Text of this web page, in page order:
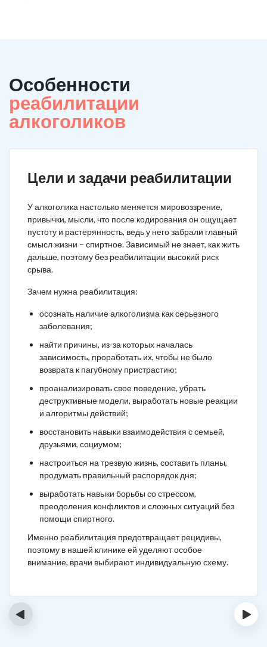
Особенности
реабилитации
алкоголиков
Цели и задачи реабилитации
У алкоголика настолько меняется мировоззрение,
привычки, мысли, что после кодирования он ощущает
пустоту и растерянность, ведь у него забрали главный
смысл жизни – спиртное. Зависимый не знает, как жить
дальше, поэтому без реабилитации высокий риск
срыва.
Зачем нужна реабилитация:
осознать наличие алкоголизма как серьезного
заболевания;
найти причины, из-за которых началась
зависимость, проработать их, чтобы не было
возврата к пагубному пристрастию;
проанализировать свое поведение, убрать
деструктивные модели, выработать новые реакции
и алгоритмы действий;
восстановить навыки взаимодействия с семьей,
друзьями, социумом;
настроиться на трезвую жизнь, составить планы,
продумать правильный распорядок дня;
выработать навыки борьбы со стрессом,
преодоления конфликтов и сложных ситуаций без
помощи спиртного.
Именно реабилитация предотвращает рецидивы,
поэтому в нашей клинике ей уделяют особое
внимание, врачи выбирают индивидуальную схему.
‹ ›